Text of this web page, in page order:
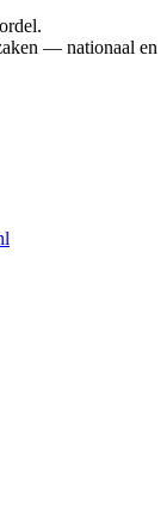
— nationaal en